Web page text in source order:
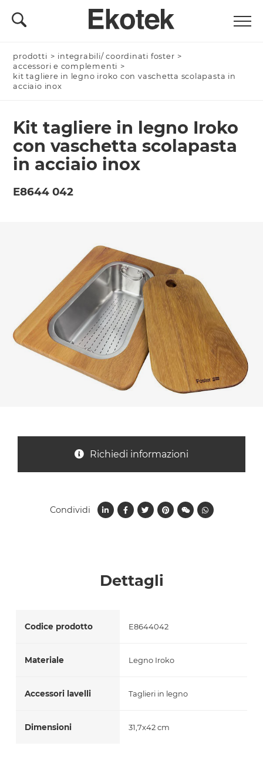
prodotti > integrabili/ coordinati foster >
accessori e complementi >
kit tagliere in legno iroko con vaschetta scolapasta in
acciaio inox
Dettagli
Codice prodotto E8644042
Materiale Legno Iroko
Accessori lavelli Taglieri in legno
Dimensioni 31,7x42 cm
Kit tagliere in legno Iroko
con vaschetta scolapasta
in acciaio inox
E8644 042
Richiedi informazioni
Condividi
Nominativo *
Nome Azienda
Nazione *
Oggetto *
Ho lettol'informativa sulla privacy e accetto il